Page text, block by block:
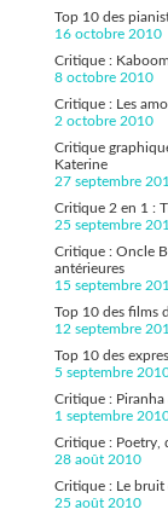
Top 10 des
16 octobre 2010
Critique :
8 octobre 2010
Critique : Les
2 octobre 2010
Critique
Katerine
27 septembre
Critique 2 en 1 :
25 septembre
Critique : Oncle
antérieures
15 septembre
Top 10 des films
12 septembre
Top 10 des
5 septembre
Critique :
1 septembre
Critique : Poetry,
28 août 2010
Critique : Le bruit
25 août 2010